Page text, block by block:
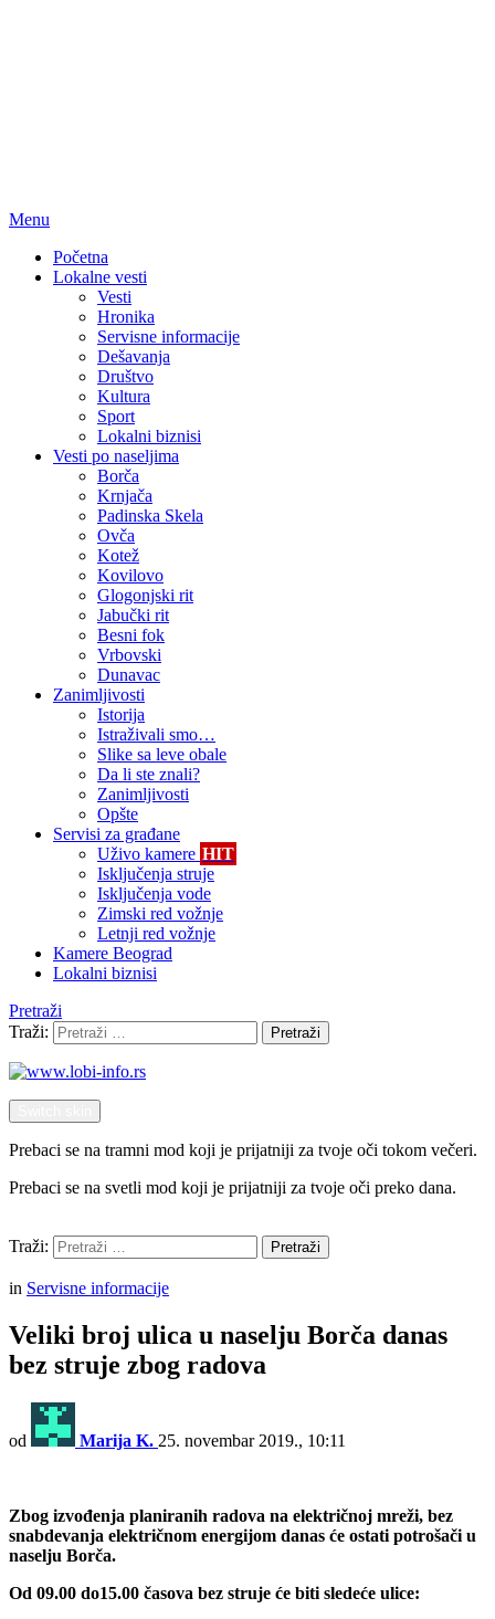
Menu
Početna
Lokalne vesti
Vesti
Hronika
Servisne informacije
Dešavanja
Društvo
Kultura
Sport
Lokalni biznisi
Vesti po naseljima
Borča
Krnjača
Padinska Skela
Ovča
Kotež
Kovilovo
Glogonjski rit
Jabučki rit
Besni fok
Vrbovski
Dunavac
Zanimljivosti
Istorija
Istraživali smo…
Slike sa leve obale
Da li ste znali?
Zanimljivosti
Opšte
Servisi za građane
Uživo kamere HIT
Isključenja struje
Isključenja vode
Zimski red vožnje
Letnji red vožnje
Kamere Beograd
Lokalni biznisi
Pretraži
Traži:
Pretraži
Prebaci se na tramni mod koji je prijatniji za tvoje oči tokom večeri.
Prebaci se na svetli mod koji je prijatniji za tvoje oči preko dana.
Traži:
Pretraži
in Servisne informacije
Veliki broj ulica u naselju Borča danas
bez struje zbog radova
od Marija K. 25. novembar 2019., 10:11
Zbog izvođenja planiranih radova na električnoj mreži, bez
snabdevanja električnom energijom danas će ostati potrošači u
naselju Borča.
Od 09.00 do15.00 časova bez struje će biti sledeće ulice: